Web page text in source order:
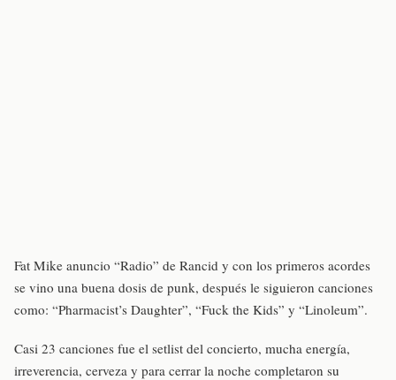
Fat Mike anuncio “Radio” de Rancid y con los primeros acordes
se vino una buena dosis de punk, después le siguieron canciones
como: “Pharmacist’s Daughter”, “Fuck the Kids” y “Linoleum”.
Casi 23 canciones fue el setlist del concierto, mucha energía,
irreverencia, cerveza y para cerrar la noche completaron su